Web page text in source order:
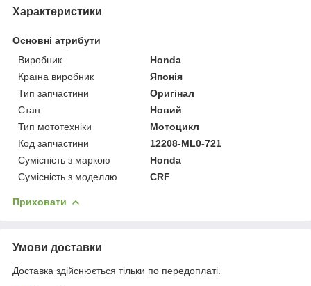
Характеристики
Основні атрибути
Виробник
Honda
Країна виробник
Японія
Тип запчастини
Оригінал
Стан
Новий
Тип мототехніки
Мотоцикл
Код запчастини
12208-ML0-721
Сумісність з маркою
Honda
Сумісність з моделлю
CRF
Приховати
Умови доставки
Доставка здійснюється тільки по передоплаті.